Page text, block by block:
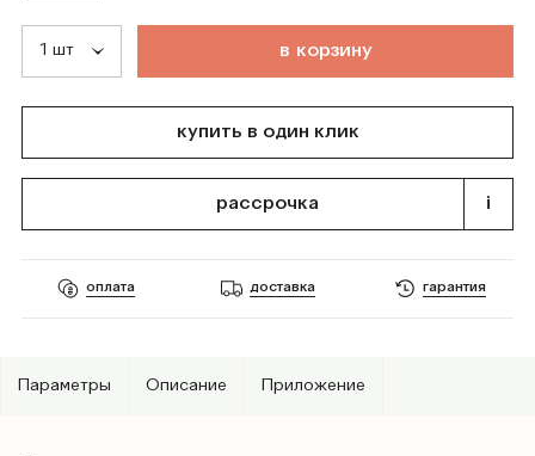
в корзину
купить в один клик
рассрочка i
оплата доставка гарантия
Параметры Описание Приложение